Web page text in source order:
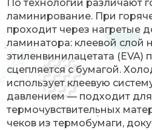
По технологии различают
ламинирование. При
проходит через нагретые
ламинатора: клеевой слой
этиленвинилацетата (EVA)
сцепляется с бумагой.
использует клеевую
давлением — подходит для
термочувствительных
чеков из термобумаги,